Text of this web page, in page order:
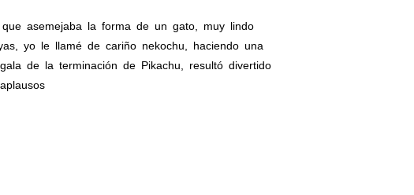
asemejaba la forma de un gato, muy lindo
yo le llamé de cariño nekochu, haciendo una
de la terminación de Pikachu, resultó divertido